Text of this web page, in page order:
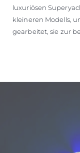
luxuriösen
kleineren Modells,
gearbeitet, sie zur